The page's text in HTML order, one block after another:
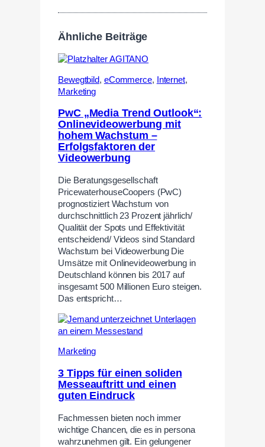
Ähnliche Beiträge
Bewegtbild, eCommerce, Internet,
Marketing
PwC „Media Trend Outlook“:
Onlinevideowerbung mit
hohem Wachstum –
Erfolgsfaktoren der
Videowerbung
Die Beratungsgesellschaft
PricewaterhouseCoopers (PwC)
prognostiziert Wachstum von
durchschnittlich 23 Prozent jährlich/
Qualität der Spots und Effektivität
entscheidend/ Videos sind Standard
Wachstum bei Videowerbung Die
Umsätze mit Onlinevideowerbung in
Deutschland können bis 2017 auf
insgesamt 500 Millionen Euro steigen.
Das entspricht…
Marketing
3 Tipps für einen soliden
Messeauftritt und einen
guten Eindruck
Fachmessen bieten noch immer
wichtige Chancen, die es in persona
wahrzunehmen gilt. Ein gelungener